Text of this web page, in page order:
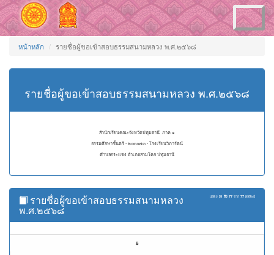
Toggle
navigation
หน้าหลัก รายชื่อผู้ขอเข้าสอบธรรมสนามหลวง พ.ศ.๒๕๖๘
รายชื่อผู้ขอเข้าสอบธรรมสนามหลวง พ.ศ.๒๕๖๘
สำนักเรียนคณะจังหวัดปทุมธานี ภาค ๑
ธรรมศึกษาชั้นตรี - ๒๐๓๐๗๓ - โรงเรียนวิภารัตน์
ตำบลกระแชง อำเภอสามโคก ปทุมธานี
แสดง 51 ถึง 77 จาก 77 ผลลัพธ์
รายชื่อผู้ขอเข้าสอบธรรมสนามหลวง
พ.ศ.๒๕๖๘
#